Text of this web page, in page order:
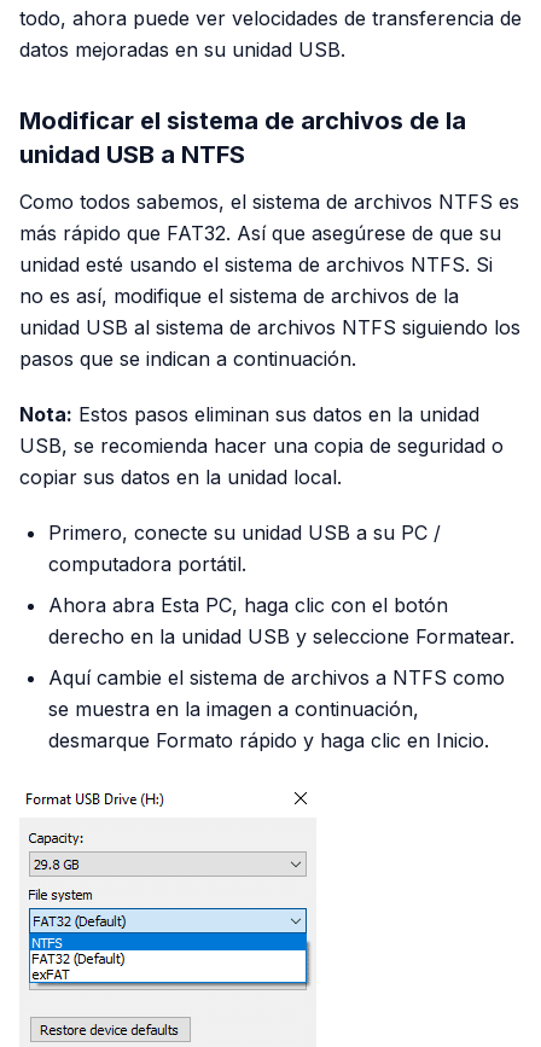
todo, ahora puede ver velocidades de transferencia de
datos mejoradas en su unidad USB.
Modificar el sistema de archivos de la
unidad USB a NTFS
Como todos sabemos, el sistema de archivos NTFS es
más rápido que FAT32. Así que asegúrese de que su
unidad esté usando el sistema de archivos NTFS. Si
no es así, modifique el sistema de archivos de la
unidad USB al sistema de archivos NTFS siguiendo los
pasos que se indican a continuación.
Nota: Estos pasos eliminan sus datos en la unidad
USB, se recomienda hacer una copia de seguridad o
copiar sus datos en la unidad local.
Primero, conecte su unidad USB a su PC /
computadora portátil.
Ahora abra Esta PC, haga clic con el botón
derecho en la unidad USB y seleccione Formatear.
Aquí cambie el sistema de archivos a NTFS como
se muestra en la imagen a continuación,
desmarque Formato rápido y haga clic en Inicio.